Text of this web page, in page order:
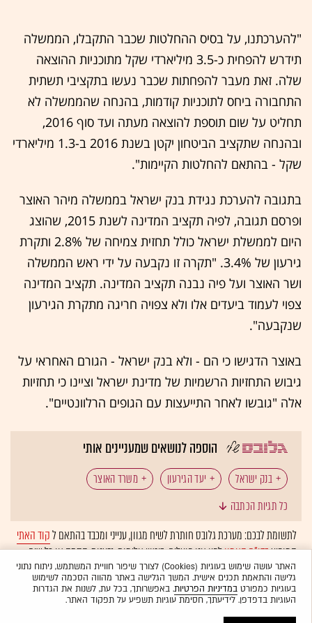
"להערכתנו, על בסיס ההחלטות שכבר התקבלו, הממשלה
תידרש להפחית כ-3.5 מיליארדי שקל מתוכניות ההוצאה
שלה. זאת מעבר להפחתות שכבר נעשו בתקציבי תשתית
התחבורה ביחס לתוכניות קודמות, בהנחה שהממשלה לא
תחליט על שום תוספת להוצאה מעתה ועד סוף 2016,
ובהנחה שתקציב הביטחון יקטן בשנת 2016 ב-1.3 מיליארדי
שקל - בהתאם להחלטות הקיימות".
בתגובה להערכת נגידת בנק ישראל בממשלה מיהר האוצר
ופרסם תגובה, לפיה תקציב המדינה לשנת 2015, שהוצג
היום לממשלת ישראל כולל תחזית צמיחה של 2.8% ותקרת
גירעון של 3.4%. "תקרה זו נקבעה על ידי ראש הממשלה
ושר האוצר ועל פיה נבנה תקציב המדינה. תקציב המדינה
צפוי לעמוד ביעדים אלו ולא צפויה חריגה מתקרת הגירעון
שנקבעה".
באוצר הדגישו כי הם - ולא בנק ישראל - הגורם האחראי על
גיבוש התחזיות הרשמיות של מדינת ישראל וציינו כי תחזיות
אלה "גובשו לאחר התייעצות עם הגופים הרלוונטיים".
הוספה לנושאים שמעניינים אותי
בנק ישראל יעד הגירעון משרד האוצר
תקציב המדינה
כל תגיות הכתבה
לתשומת לבכם: מערכת גלובס חותרת לשיח מגוון, ענייני ומכבד בהתאם לקוד האתי
המופיעבדו"ח האמוןלפיו אנו פועלים. ביטויי אלימות, גזענות, הסתה או כל שיח
בלתי הולם אחר מסוננים בצורהאוטומטיתולא יפורסמו באתר.
האתר עושה שימוש בעוגיות (Cookies) לצורך שיפור חוויית המשתמש, ניתוח נתוני
גלישה והתאמת תכנים אישית. המשך הגלישה באתר מהווה הסכמה לשימוש
בעוגיות כמפורטבמדיניות הפרטיות. באפשרותך, בכל עת, לשנות את הגדרות
העוגיות בדפדפן. לידיעתך, חסימת עוגיות תשפיע על תפקוד האתר.